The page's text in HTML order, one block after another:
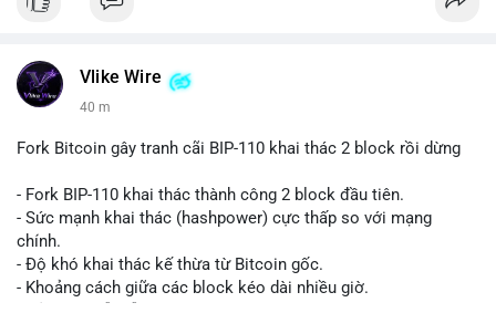
Vlike Wire
40 m
Fork Bitcoin gây tranh cãi BIP-110 khai thác 2 block rồi dừng
- Fork BIP-110 khai thác thành công 2 block đầu tiên.
- Sức mạnh khai thác (hashpower) cực thấp so với mạng
chính.
- Độ khó khai thác kế thừa từ Bitcoin gốc.
- Khoảng cách giữa các block kéo dài nhiều giờ.